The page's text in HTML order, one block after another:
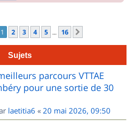
1sur
1 2 3 4 5 … 16
Sujets
parcours VTTAE
pour une sortie de 30
laetitia6 « 20 mai 2026, 09:50